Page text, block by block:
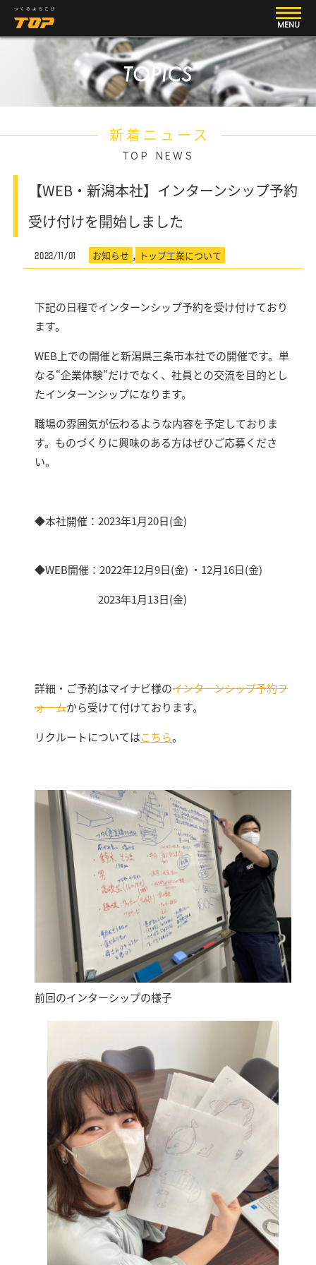
MENU
新着ニュース
TOP NEWS
【WEB・新潟本社】インターンシップ予約
受け付けを開始しました
2022/11/01 お知らせ , トップ工業について
下記の日程でインターンシップ予約を受け付けており
ます。
WEB上での開催と新潟県三条市本社での開催です。単
なる“企業体験”だけでなく、社員との交流を目的とし
たインターンシップになります。
職場の雰囲気が伝わるような内容を予定しておりま
す。ものづくりに興味のある方はぜひご応募くださ
い。
◆本社開催：2023年1月20日(金)
◆WEB開催：2022年12月9日(金) ・12月16日(金)
2023年1月13日(金)
詳細・ご予約はマイナビ様のインターンシップ予約フ
ォームから受けて付けております。
リクルートについてはこちら。
前回のインターシップの様子